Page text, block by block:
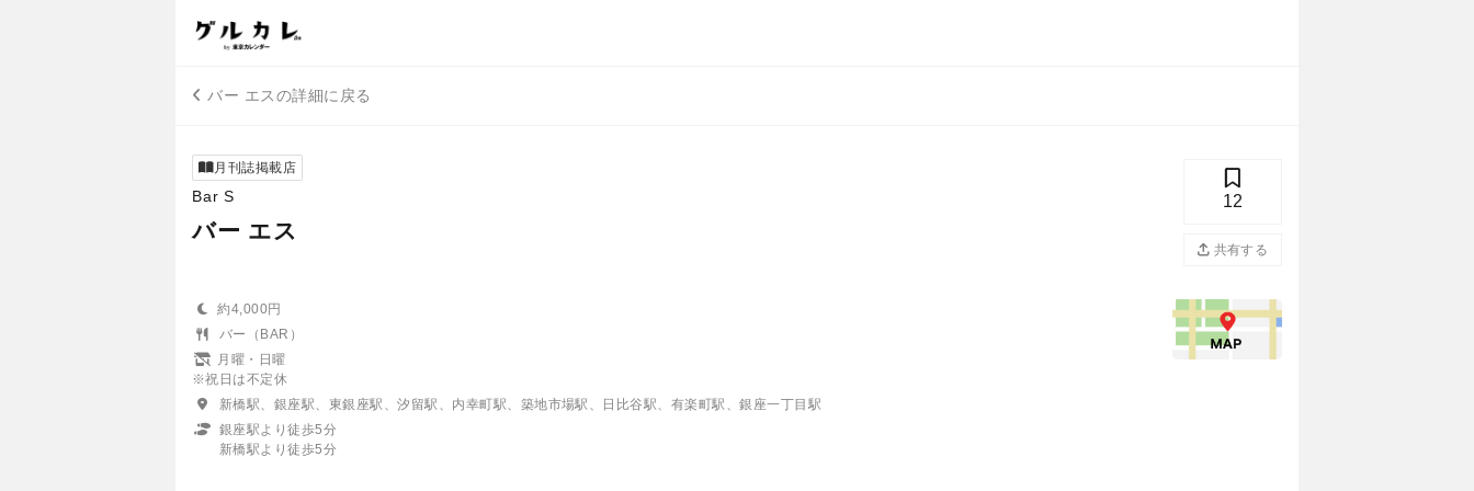
バー エスの詳細に戻る
月刊誌掲載店
Bar S
バー エス
12
共有する
約4,000円
バー（BAR）
月曜・日曜
※祝日は不定休
新橋駅、銀座駅、東銀座駅、汐留駅、内幸町駅、築地市場駅、日比谷駅、有楽町駅、銀座一丁目駅
銀座駅より徒歩5分
新橋駅より徒歩5分